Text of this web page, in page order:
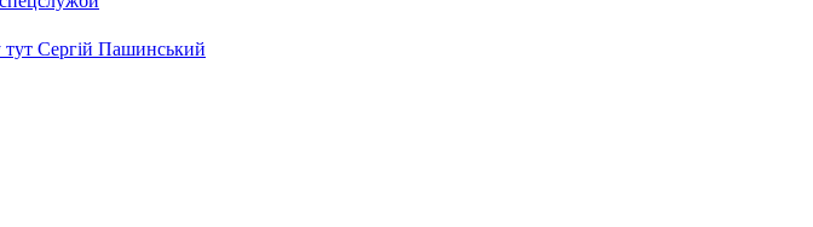
Сергій Пашинський